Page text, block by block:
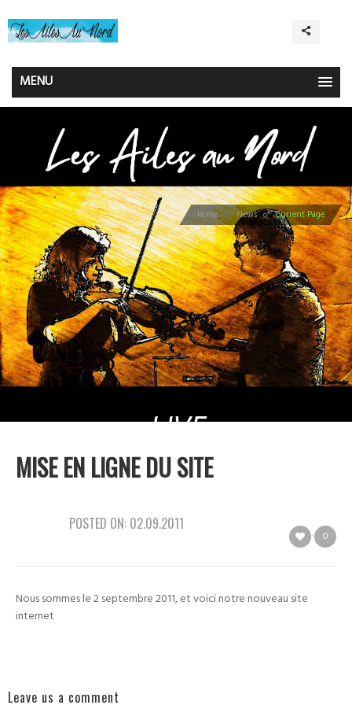
MENU
Home News Current Page
MISE EN LIGNE DU SITE
POSTED ON: 02.09.2011
0
Nous sommes le 2 septembre 2011, et voici notre nouveau site
internet
Leave us a comment